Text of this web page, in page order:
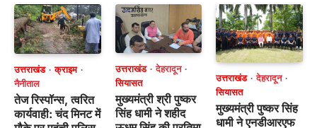
उत्तराखंड
क्राइम
नैनीताल
तेज रिस्पॉन्स, त्वरित
कार्यवाही: चंद मिनट में
उत्तराखंड
देहरादून
सियासत
मुख्यमंत्री श्री पुष्कर
सिंह धामी ने शहीद
उत्तराखंड
देहरादून
सियासत
मुख्यमंत्री पुष्कर सिंह
धामी ने एनडीआरएफ